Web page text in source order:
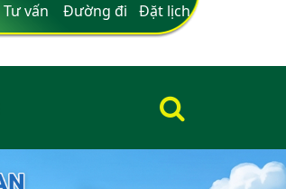
Tư vấn Đường đi Đặt lịch